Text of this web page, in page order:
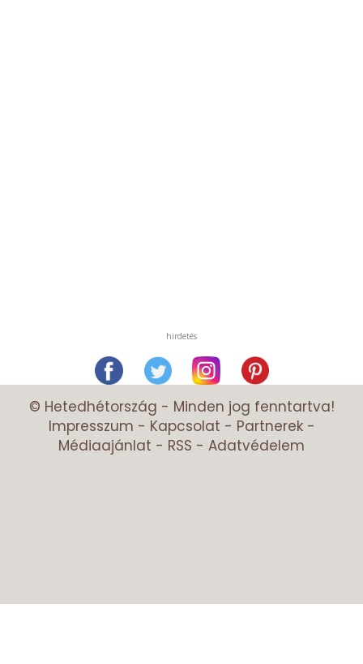
hirdetés
© Hetedhétország - Minden jog fenntartva!
Impresszum - Kapcsolat - Partnerek-
Médiaajánlat - RSS - Adatvédelem